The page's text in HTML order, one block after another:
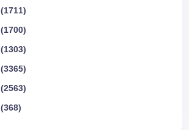
(1711)
(1700)
(1303)
(3365)
(2563)
(368)